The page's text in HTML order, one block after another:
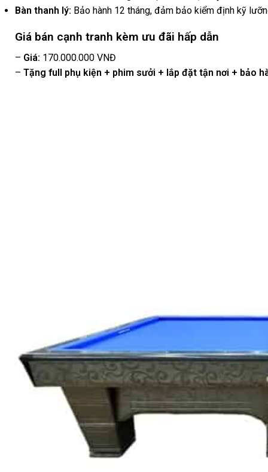
Bàn thanh lý: Bảo hành 12 tháng, đảm bảo kiểm định kỹ
Giá bán cạnh tranh kèm ưu đãi hấp dẫn
– Giá: 170.000.000 VNĐ
– Tặng full phụ kiện + phim sưởi + lắp đặt tận nơi + bảo